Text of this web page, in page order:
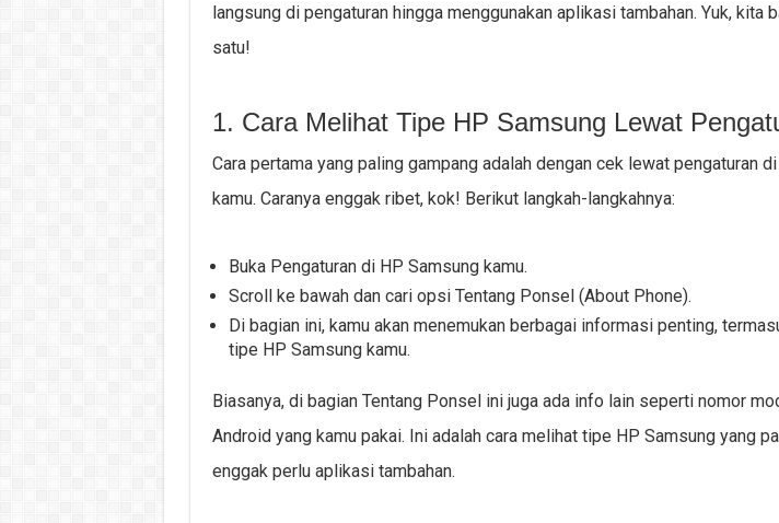
langsung di pengaturan hingga menggunakan aplikasi tambahan. Yuk, kita
satu!
1. Cara Melihat Tipe HP Samsung Lewat
Cara pertama yang paling gampang adalah dengan cek lewat pengaturan
kamu. Caranya enggak ribet, kok! Berikut langkah-langkahnya:
Buka Pengaturan di HP Samsung kamu.
Scroll ke bawah dan cari opsi Tentang Ponsel (About Phone).
Di bagian ini, kamu akan menemukan berbagai informasi penting,
tipe HP Samsung kamu.
Biasanya, di bagian Tentang Ponsel ini juga ada info lain seperti nomor
Android yang kamu pakai. Ini adalah cara melihat tipe HP Samsung yang
enggak perlu aplikasi tambahan.